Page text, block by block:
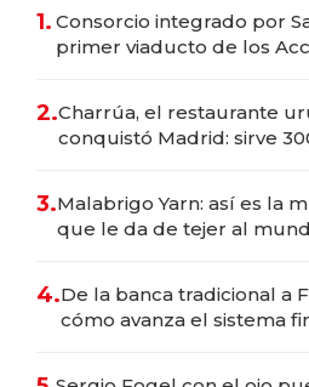
1. Consorcio integrado por
primer viaducto de los
2.Charrúa, el restaurante
conquistó Madrid: sirve
3.Malabrigo Yarn: así es la
que le da de tejer al
4.De la banca tradicional a
cómo avanza el sistema